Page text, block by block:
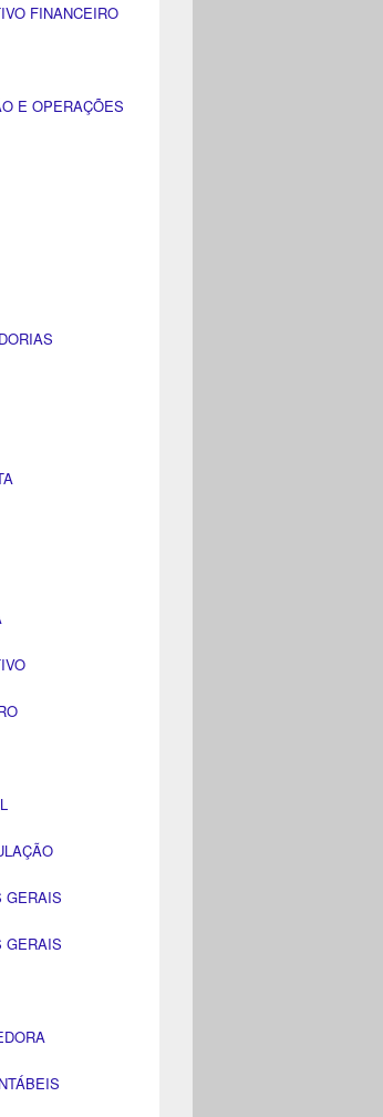
FINANCEIRO
E OPERAÇÕES
GERAIS
GERAIS